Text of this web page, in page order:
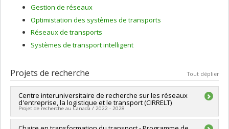
Gestion de réseaux
Optimistation des systèmes de transports
Réseaux de transports
Systèmes de transport intelligent
Projets de recherche Tout déplier
Centre interuniversitaire de recherche sur les réseaux
d'entreprise, la logistique et le transport (CIRRELT)
Projet de recherche au Canada / 2022 - 2028